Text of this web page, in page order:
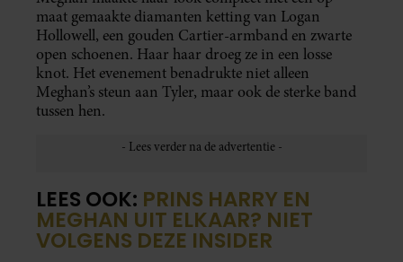
maat gemaakte diamanten ketting van Logan
Hollowell, een gouden Cartier-armband en zwarte
open schoenen. Haar haar droeg ze in een losse
knot. Het evenement benadrukte niet alleen
Meghan’s steun aan Tyler, maar ook de sterke band
tussen hen.
LEES OOK: PRINS HARRY EN
MEGHAN UIT ELKAAR? NIET
VOLGENS DEZE INSIDER